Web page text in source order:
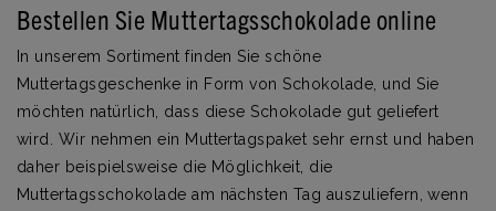
Bestellen Sie Muttertagsschokolade online
In unserem Sortiment finden Sie schöne
Muttertagsgeschenke in Form von Schokolade, und Sie
möchten natürlich, dass diese Schokolade gut geliefert
wird. Wir nehmen ein Muttertagspaket sehr ernst und haben
daher beispielsweise die Möglichkeit, die
Muttertagsschokolade am nächsten Tag auszuliefern, wenn